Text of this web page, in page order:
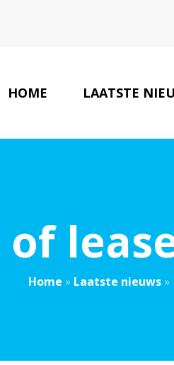
HOME LAATSTE
Home » Laatste nieuws»